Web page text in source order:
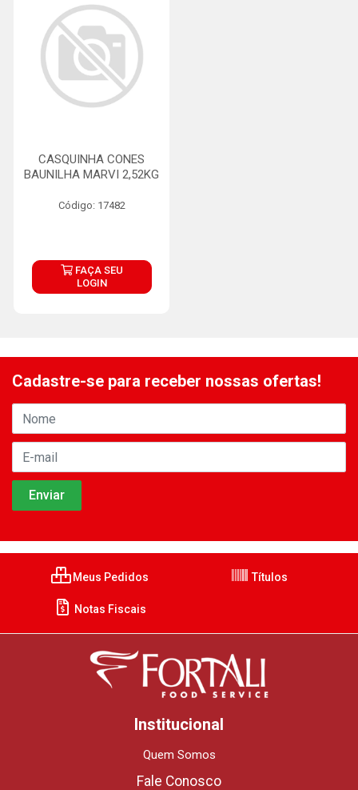
CASQUINHA CONES
BAUNILHA MARVI 2,52KG
Código: 17482
FAÇA SEU
LOGIN
Cadastre-se para receber nossas ofertas!
Meus Pedidos Títulos
Notas Fiscais
Institucional
Quem Somos
Fale Conosco